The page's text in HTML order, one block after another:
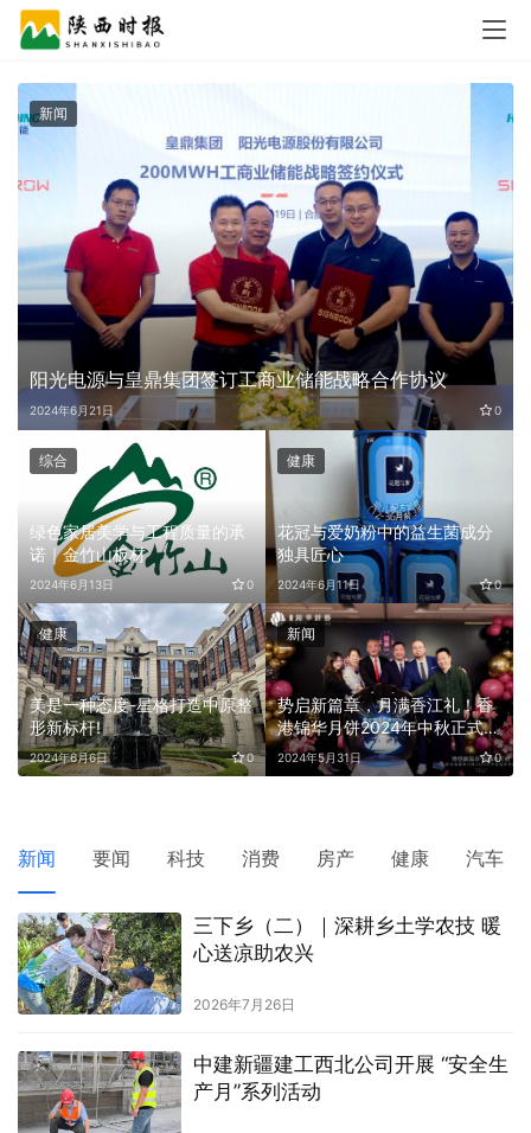
阳光电源与皇鼎集团签订工商业储能战略合作协议
2024年6月21日 0
新闻
绿色家居美学与工程质量的承
诺｜金竹山板材
2024年6月13日 0
综合
花冠与爱奶粉中的益生菌成分
独具匠心
2024年6月11日 0
健康
美是一种态度-星格打造中原整
形新标杆!
2024年6月6日 0
健康
势启新篇章，月满香江礼！香
港锦华月饼2024年中秋正式启
航！
2024年5月31日 0
新闻
新闻 要闻 科技 消费 房产 健康 汽车
三下乡（二）｜深耕乡土学农技 暖
心送凉助农兴
2026年7月26日
中建新疆建工西北公司开展 “安全生
产月”系列活动